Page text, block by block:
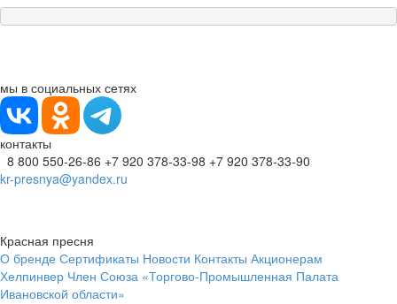
мы в социальных сетях
контакты
8 800 550-26-86 +7 920 378-33-98 +7 920 378-33-90
kr-presnya@yandex.ru
Красная пресня
О бренде Сертификаты Новости Контакты Акционерам
Хелпинвер Член Союза «Торгово-Промышленная Палата
Ивановской области»